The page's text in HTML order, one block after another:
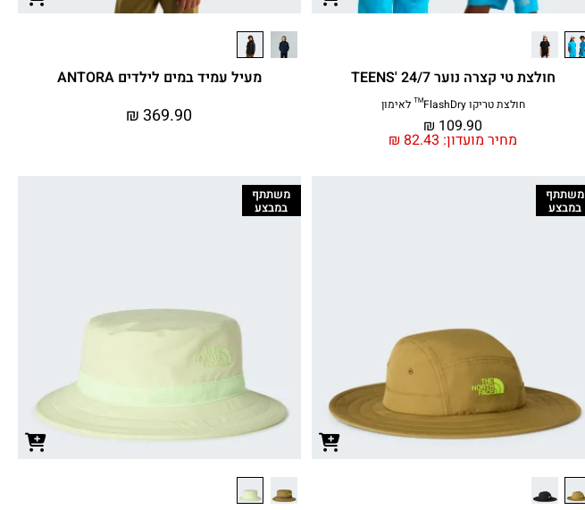
חולצת טי קצרה נוער TEENS' 24/7
חולצת טריקו FlashDry™ לאימון
מחיר מועדון: ₪ 82.43
₪ 109.90
מעיל עמיד במים לילדים ANTORA
₪ 369.90
משתתף
במבצע
משתתף
במבצע